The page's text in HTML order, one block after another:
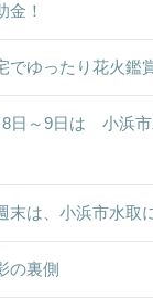
金！
でゆったり花火鑑
8日～9日は 小浜
末は、小浜市水
の裏側